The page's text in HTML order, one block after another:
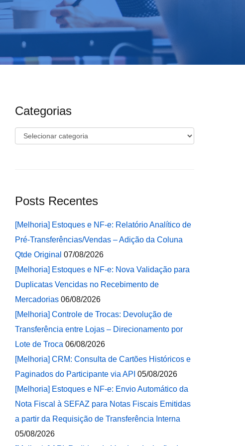
Categorias
Categorias
Posts Recentes
[Melhoria] Estoques e NF-e: Relatório Analítico de
Pré-Transferências/Vendas – Adição da Coluna
Qtde Original 07/08/2026
[Melhoria] Estoques e NF-e: Nova Validação para
Duplicatas Vencidas no Recebimento de
Mercadorias 06/08/2026
[Melhoria] Controle de Trocas: Devolução de
Transferência entre Lojas – Direcionamento por
Lote de Troca 06/08/2026
[Melhoria] CRM: Consulta de Cartões Históricos e
Paginados do Participante via API 05/08/2026
[Melhoria] Estoques e NF-e: Envio Automático da
Nota Fiscal à SEFAZ para Notas Fiscais Emitidas
a partir da Requisição de Transferência Interna
05/08/2026